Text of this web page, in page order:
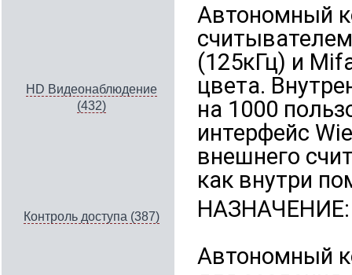
HD Видеонаблюдение
(432)
Контроль доступа (387)
Автономный
(125кГц) и
цвета.
на 1000
интерфейс
внешнего
как внутри
НАЗНАЧЕНИЕ:
Автономный